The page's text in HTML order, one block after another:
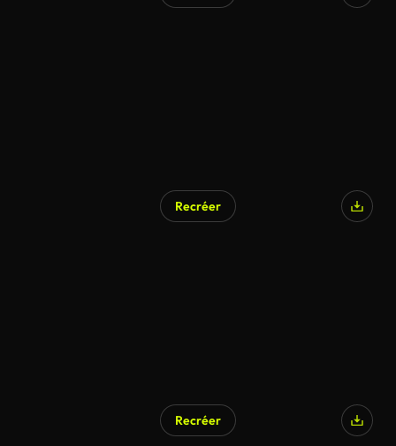
Recréer
Recréer